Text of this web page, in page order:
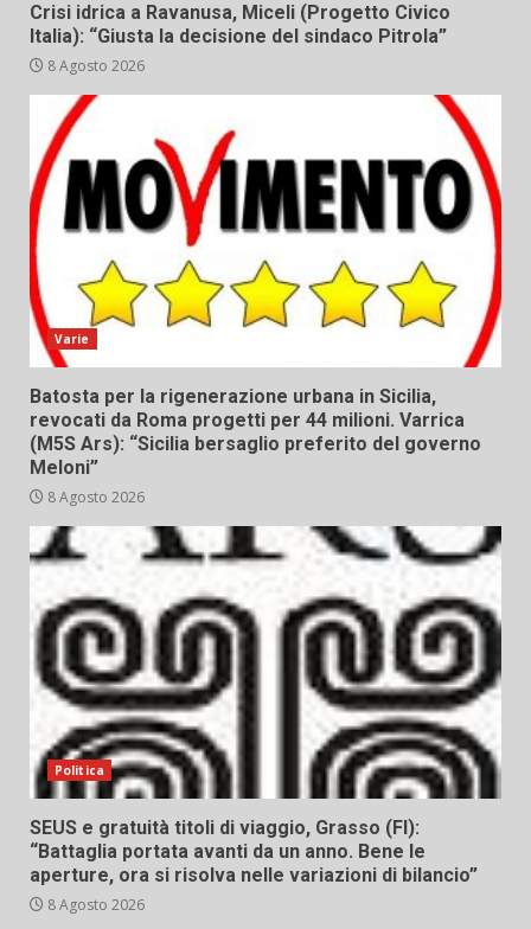
Crisi idrica a Ravanusa, Miceli (Progetto Civico
Italia): “Giusta la decisione del sindaco Pitrola”
8 Agosto 2026
Varie
Batosta per la rigenerazione urbana in Sicilia,
revocati da Roma progetti per 44 milioni. Varrica
(M5S Ars): “Sicilia bersaglio preferito del governo
Meloni”
8 Agosto 2026
Politica
SEUS e gratuità titoli di viaggio, Grasso (FI):
“Battaglia portata avanti da un anno. Bene le
aperture, ora si risolva nelle variazioni di bilancio”
8 Agosto 2026